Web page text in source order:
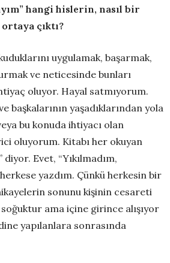
hangi hislerin, nasıl bir
çıktı?
uygulamak, başarmak,
ve neticesinde bunları
oluyor. Hayal satmıyorum.
başkalarının yaşadıklarından yola
bu konuda ihtiyacı olan
oluyorum. Kitabı her okuyan
diyor. Evet, “Yıkılmadım,
herkese yazdım. Çünkü herkesin bir
sonunu kişinin cesareti
ama içine girince alışıyor
yapılanlara sonrasında